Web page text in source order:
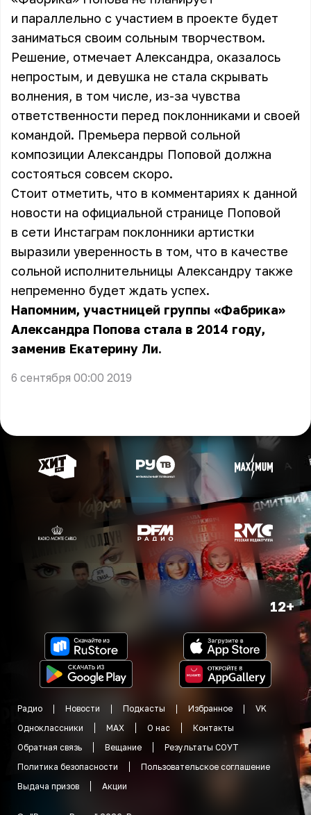
и параллельно с участием в проекте будет
заниматься своим сольным творчеством.
Решение, отмечает Александра, оказалось
непростым, и девушка не стала скрывать
волнения, в том числе, из-за чувства
ответственности перед поклонниками и своей
командой. Премьера первой сольной
композиции Александры Поповой должна
состояться совсем скоро.
Стоит отметить, что в комментариях к данной
новости на официальной странице Поповой
в сети Инстаграм поклонники артистки
выразили уверенность в том, что в качестве
сольной исполнительницы Александру также
непременно будет ждать успех.
Напомним, участницей группы «Фабрика»
Александра Попова стала в 2014 году,
заменив Екатерину Ли.
6 сентября 00:00 2019
12+
Радио Новости Подкасты Избранное
VK
Одноклассники
MAX О нас
Контакты
Обратная связь
Вещание
Результаты СОУТ
Политика безопасности
Пользовательское соглашение
Выдача призов
Акции